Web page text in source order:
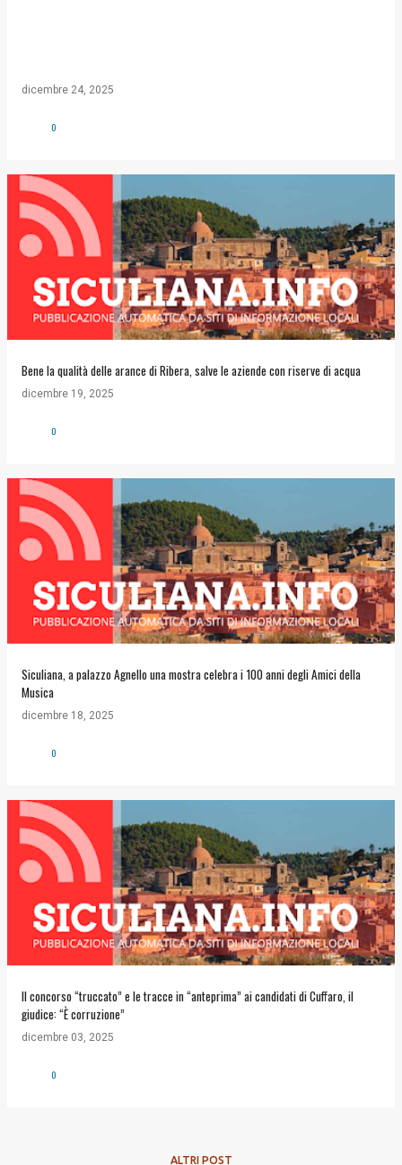
dicembre 24, 2025
0
Bene la qualità delle arance di Ribera, salve le aziende con riserve di acqua
dicembre 19, 2025
0
Siculiana, a palazzo Agnello una mostra celebra i 100 anni degli Amici della
Musica
dicembre 18, 2025
0
Il concorso “truccato” e le tracce in “anteprima” ai candidati di Cuffaro, il
giudice: “È corruzione”
dicembre 03, 2025
0
ALTRI POST